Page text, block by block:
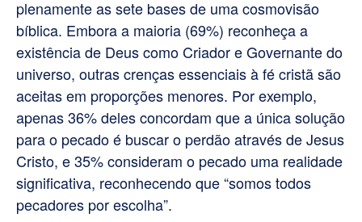
plenamente as sete bases de uma cosmovisão
bíblica. Embora a maioria (69%) reconheça a
existência de Deus como Criador e Governante do
universo, outras crenças essenciais à fé cristã são
aceitas em proporções menores. Por exemplo,
apenas 36% deles concordam que a única solução
para o pecado é buscar o perdão através de Jesus
Cristo, e 35% consideram o pecado uma realidade
significativa, reconhecendo que “somos todos
pecadores por escolha”.